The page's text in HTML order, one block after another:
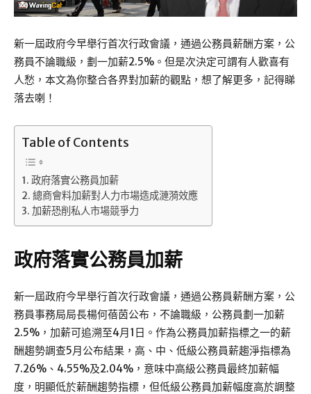
新一屆政府今早舉行首次行政會議，通過公務員薪酬方案，公
務員不論職級，劃一加薪2.5%。但是次決定可謂有人歡喜有
人愁，本文為你整合各界對加薪的觀點，想了解更多，記得睇
落去喇！
Table of Contents
政府落實公務員加薪
總商會料加薪對人力市場造成漣漪效應
加薪恐削私人市場競爭力
政府落實公務員加薪
新一屆政府今早舉行首次行政會議，通過公務員薪酬方案，公
務員事務局局長楊何蓓茵公布，不論職級，公務員劃一加薪
2.5%，加薪可追溯至4月1日。作為公務員加薪指標之一的薪
酬趨勢調查5月公布結果，高、中、低級公務員薪趨淨指標為
7.26%、4.55%及2.04%，意味中高級公務員最終加薪幅
度，明顯低於薪酬趨勢指標，但低級公務員加薪幅度高於調整